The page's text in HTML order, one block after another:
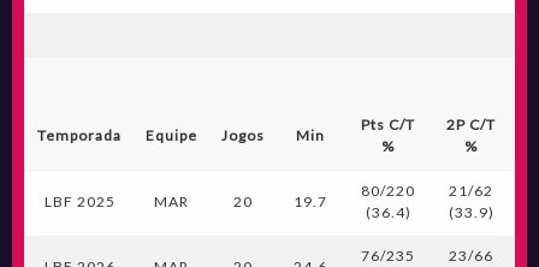
Temporada Equipe Jogos Min
Pts C/T
%
2P C/T
%
LBF 2025 MAR 20 19.7
80/220
(36.4)
21/62
(33.9)
76/235 23/66